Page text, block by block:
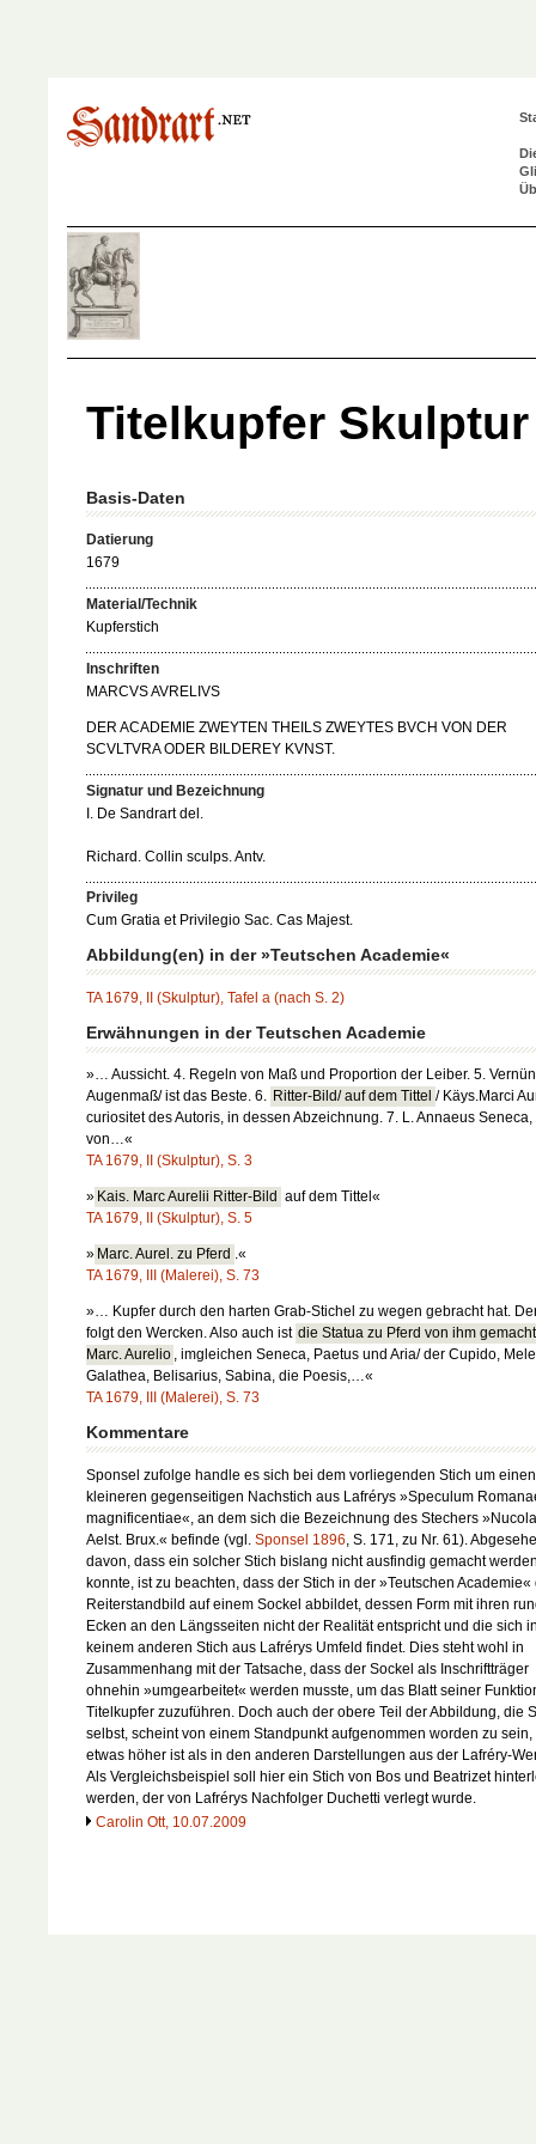
Titelkupfer Skulptur
Basis-Daten
Datierung
1679
Material/Technik
Kupferstich
Inschriften
MARCVS AVRELIVS
DER ACADEMIE ZWEYTEN THEILS ZWEYTES BVCH VON DER
SCVLTVRA ODER BILDEREY KVNST.
Signatur und Bezeichnung
I. De Sandrart del.
Richard. Collin sculps. Antv.
Privileg
Cum Gratia et Privilegio Sac. Cas Majest.
Abbildung(en) in der »Teutschen Academie«
TA 1679, II (Skulptur), Tafel a (nach S. 2)
Erwähnungen in der Teutschen Academie
»… Aussicht. 4. Regeln von Maß und Proportion der Leiber. 5.
Augenmaß/ ist das Beste. 6. Ritter-Bild/ auf dem Tittel / Käys.Marci
curiositet des Autoris, in dessen Abzeichnung. 7. L. Annaeus Seneca,
von…«
TA 1679, II (Skulptur), S. 3
» Kais. Marc Aurelii Ritter-Bild auf dem Tittel«
TA 1679, II (Skulptur), S. 5
» Marc. Aurel. zu Pferd .«
TA 1679, III (Malerei), S. 73
»… Kupfer durch den harten Grab-Stichel zu wegen gebracht hat.
folgt den Wercken. Also auch ist die Statua zu Pferd von ihm
Marc. Aurelio , imgleichen Seneca, Paetus und Aria/ der Cupido,
Galathea, Belisarius, Sabina, die Poesis,…«
TA 1679, III (Malerei), S. 73
Kommentare
Sponsel zufolge handle es sich bei dem vorliegenden Stich um einen
kleineren gegenseitigen Nachstich aus Lafrérys »Speculum
magnificentiae«, an dem sich die Bezeichnung des Stechers
Aelst. Brux.« befinde (vgl. Sponsel 1896, S. 171, zu Nr. 61).
davon, dass ein solcher Stich bislang nicht ausfindig gemacht
konnte, ist zu beachten, dass der Stich in der »Teutschen Academie«
Reiterstandbild auf einem Sockel abbildet, dessen Form mit ihren
Ecken an den Längsseiten nicht der Realität entspricht und die sich
keinem anderen Stich aus Lafrérys Umfeld findet. Dies steht wohl in
Zusammenhang mit der Tatsache, dass der Sockel als Inschriftträger
ohnehin »umgearbeitet« werden musste, um das Blatt seiner
Titelkupfer zuzuführen. Doch auch der obere Teil der Abbildung, die
selbst, scheint von einem Standpunkt aufgenommen worden zu sein,
etwas höher ist als in den anderen Darstellungen aus der Lafréry-
Als Vergleichsbeispiel soll hier ein Stich von Bos und Beatrizet
werden, der von Lafrérys Nachfolger Duchetti verlegt wurde.
Carolin Ott, 10.07.2009